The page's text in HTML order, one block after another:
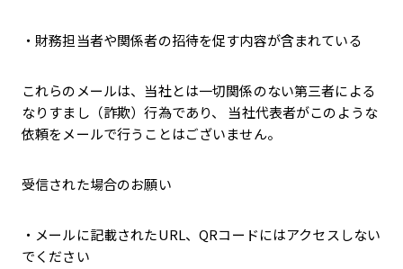
・財務担当者や関係者の招待を促す内容が含まれている
これらのメールは、当社とは一切関係のない第三者による
なりすまし（詐欺）行為であり、 当社代表者がこのような
依頼をメールで行うことはございません。
受信された場合のお願い
・メールに記載されたURL、QRコードにはアクセスしない
でください